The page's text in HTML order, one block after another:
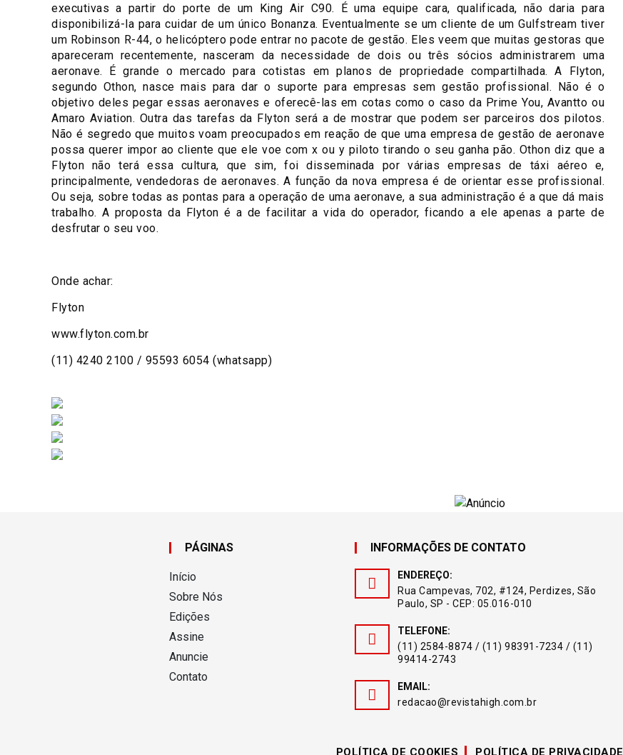
executivas a partir do porte de um King Air C90. É uma equipe cara, qualificada, não daria para
disponibilizá-la para cuidar de um único Bonanza. Eventualmente se um cliente de um Gulfstream tiver
um Robinson R-44, o helicóptero pode entrar no pacote de gestão. Eles veem que muitas gestoras que
apareceram recentemente, nasceram da necessidade de dois ou três sócios administrarem uma
aeronave. É grande o mercado para cotistas em planos de propriedade compartilhada. A Flyton,
segundo Othon, nasce mais para dar o suporte para empresas sem gestão profissional. Não é o
objetivo deles pegar essas aeronaves e oferecê-las em cotas como o caso da Prime You, Avantto ou
Amaro Aviation. Outra das tarefas da Flyton será a de mostrar que podem ser parceiros dos pilotos.
Não é segredo que muitos voam preocupados em reação de que uma empresa de gestão de aeronave
possa querer impor ao cliente que ele voe com x ou y piloto tirando o seu ganha pão. Othon diz que a
Flyton não terá essa cultura, que sim, foi disseminada por várias empresas de táxi aéreo e,
principalmente, vendedoras de aeronaves. A função da nova empresa é de orientar esse profissional.
Ou seja, sobre todas as pontas para a operação de uma aeronave, a sua administração é a que dá mais
trabalho. A proposta da Flyton é a de facilitar a vida do operador, ficando a ele apenas a parte de
desfrutar o seu voo.
Onde achar:
Flyton
www.flyton.com.br
(11) 4240 2100 / 95593 6054 (whatsapp)
PÁGINAS
Início
Sobre Nós
Edições
Assine
Anuncie
Contato
INFORMAÇÕES DE CONTATO
ENDEREÇO:
Rua Campevas, 702, #124, Perdizes, São
Paulo, SP - CEP: 05.016-010
TELEFONE:
(11) 2584-8874 / (11) 98391-7234 / (11)
99414-2743
EMAIL:
redacao@revistahigh.com.br
POLÍTICA DE COOKIES POLÍTICA DE PRIVACIDADE